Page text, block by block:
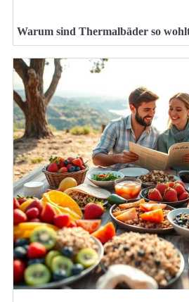
Warum sind Thermalbäder so